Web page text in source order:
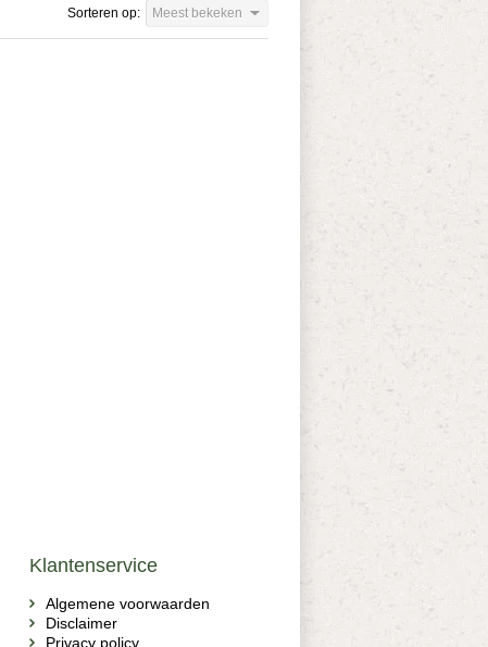
Sorteren op: Meest bekeken
Klantenservice
Algemene voorwaarden
Disclaimer
Privacy policy